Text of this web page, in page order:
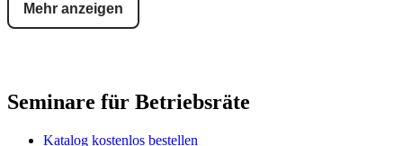
Mehr anzeigen
Seminare für Betriebsräte
Katalog kostenlos bestellen